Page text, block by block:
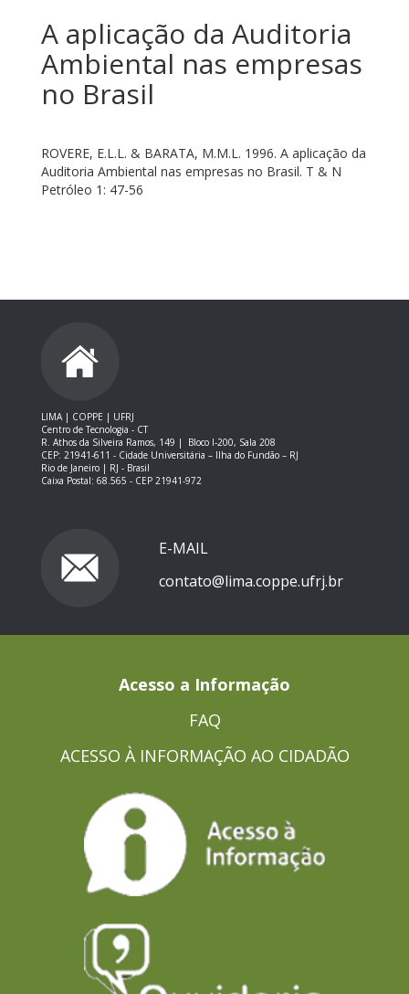
A aplicação da Auditoria
Ambiental nas empresas
no Brasil
ROVERE, E.L.L. & BARATA, M.M.L. 1996. A aplicação da
Auditoria Ambiental nas empresas no Brasil. T & N
Petróleo 1: 47-56
LIMA | COPPE | UFRJ
Centro de Tecnologia - CT
R. Athos da Silveira Ramos, 149 |
Bloco I-200, Sala 208
CEP: 21941-611 - Cidade Universitária – Ilha do Fundão – RJ
Rio de Janeiro | RJ - Brasil
Caixa Postal: 68.565 - CEP 21941-972
E-MAIL
contato@lima.coppe.ufrj.br
Acesso a Informação
FAQ
ACESSO À INFORMAÇÃO AO CIDADÃO